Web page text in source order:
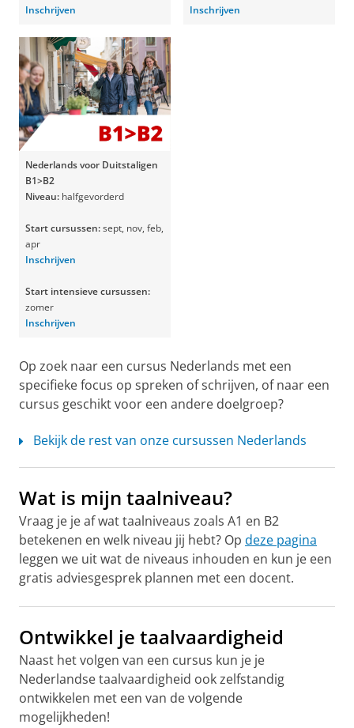
Inschrijven
Inschrijven
Nederlands voor Duitstaligen
B1>B2
Niveau: halfgevorderd
Start cursussen:sept, nov, feb,
apr
Inschrijven
Start intensieve cursussen:
zomer
Inschrijven
Op zoek naar een cursus Nederlands met een
specifieke focus op spreken of schrijven, of naar een
cursus geschikt voor een andere doelgroep?
Bekijk de rest van onze cursussen Nederlands
Wat is mijn taalniveau?
Vraag je je af wat taalniveaus zoals A1 en B2
betekenen en welk niveau jij hebt? Op deze pagina
leggen we uit wat de niveaus inhouden en kun je een
gratis adviesgesprek plannen met een docent.
Ontwikkel je taalvaardigheid
Naast het volgen van een cursus kun je je
Nederlandse taalvaardigheid ook zelfstandig
ontwikkelen met een van de volgende
mogelijkheden!